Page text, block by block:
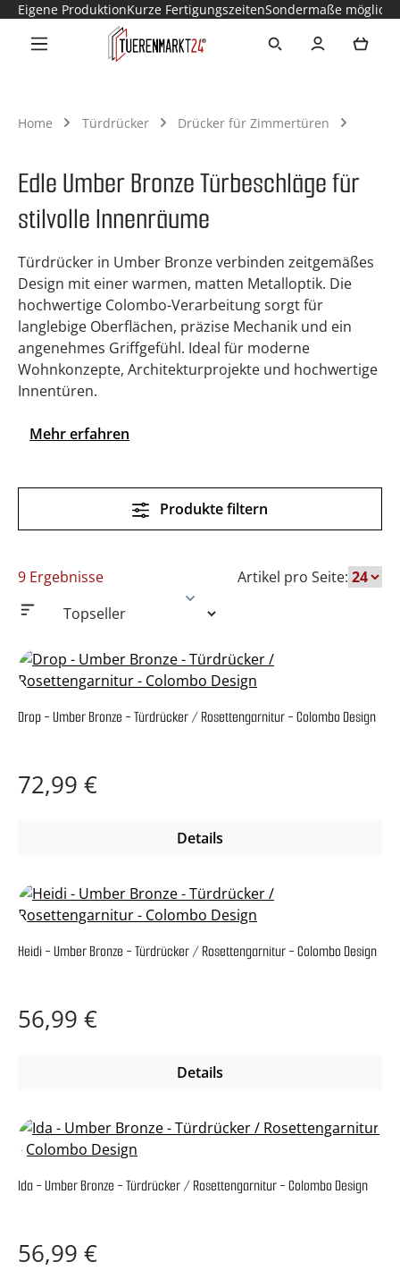
Zum Hauptinhalt springen
Eigene ProduktionKurze FertigungszeitenSondermaße möglich
Home Türdrücker Drücker für Zimmertüren
Edle Umber Bronze Türbeschläge für
stilvolle Innenräume
Türdrücker in Umber Bronze verbinden zeitgemäßes
Design mit einer warmen, matten Metalloptik. Die
hochwertige Colombo-Verarbeitung sorgt für
langlebige Oberflächen, präzise Mechanik und ein
angenehmes Griffgefühl. Ideal für moderne
Wohnkonzepte, Architekturprojekte und hochwertige
Innentüren.
Mehr erfahren
Produkte filtern
9 Ergebnisse Artikel pro Seite:
Drop - Umber Bronze - Türdrücker / Rosettengarnitur - Colombo Design
Regulärer Preis:
72,99 €
Details
Heidi - Umber Bronze - Türdrücker / Rosettengarnitur - Colombo Design
Regulärer Preis:
56,99 €
Details
Ida - Umber Bronze - Türdrücker / Rosettengarnitur - Colombo Design
Regulärer Preis:
56,99 €